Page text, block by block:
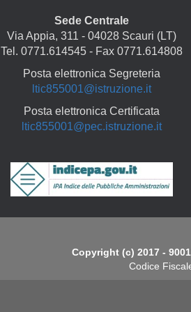
Sede Centrale
Via Appia, 311 - 04028 Scauri (LT)
Tel. 0771.614545 - Fax 0771.614808
Posta elettronica Segreteria
ltic855001@istruzione.it
Posta elettronica Certificata
ltic855001@pec.istruzione.it
Copyright (c) 2017 -
Codice